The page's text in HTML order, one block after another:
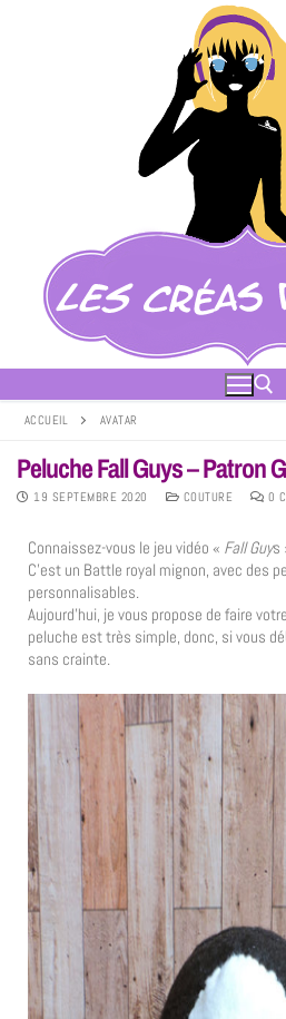
ACCUEIL AVATAR
Peluche Fall Guys – Patron
19 SEPTEMBRE 2020 COUTURE 0
Connaissez-vous le jeu vidéo « Fall Guys
C’est un Battle royal mignon, avec des
personnalisables.
Aujourd’hui, je vous propose de faire
peluche est très simple, donc, si vous
sans crainte.